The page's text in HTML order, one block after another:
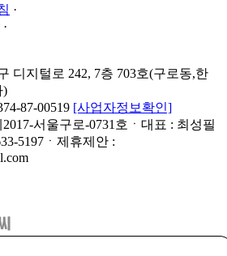
·
·
디지털로 242, 7층 703호(구로동,한
)
87-00519 [사업자정보확인]
서울구로-0731호ㆍ대표 : 최성필
5197ㆍ제휴제안 :